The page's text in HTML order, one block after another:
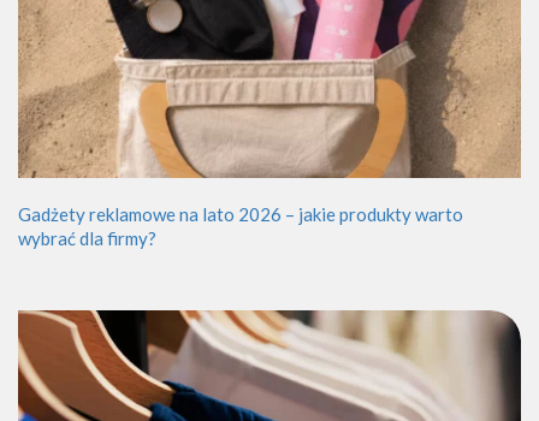
Gadżety reklamowe na lato 2026 – jakie produkty warto
wybrać dla firmy?